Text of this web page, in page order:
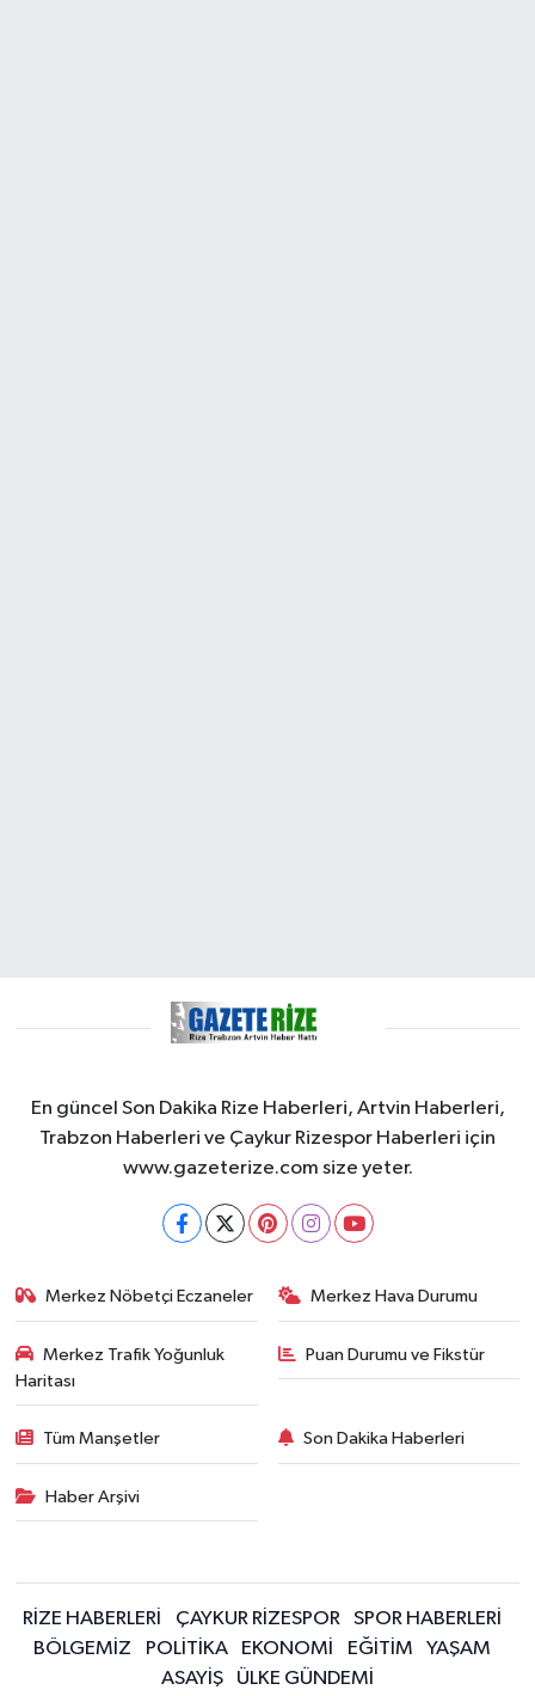
En güncel Son Dakika Rize Haberleri, Artvin Haberleri,
Trabzon Haberleri ve Çaykur Rizespor Haberleri için
www.gazeterize.com size yeter.
Merkez Nöbetçi Eczaneler Merkez Hava Durumu
Merkez Trafik Yoğunluk
Haritası
Puan Durumu ve Fikstür
Tüm Manşetler Son Dakika Haberleri
Haber Arşivi
RİZE HABERLERİ ÇAYKUR RİZESPOR
SPOR HABERLERİ
BÖLGEMİZ
POLİTİKA EKONOMİ EĞİTİM
YAŞAM
ASAYİŞ
ÜLKE GÜNDEMİ